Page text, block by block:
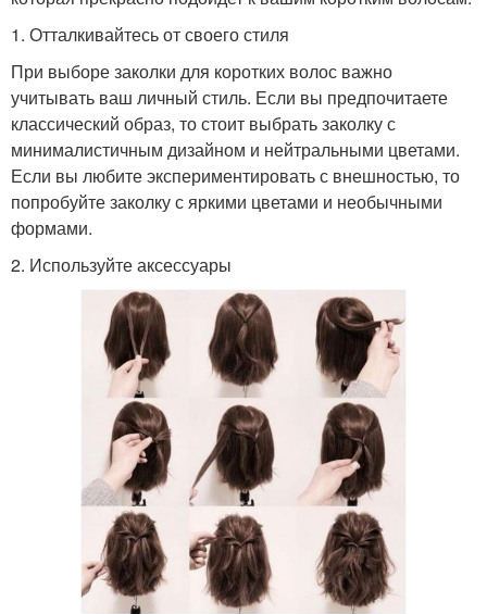
1. Отталкивайтесь от своего стиля
При выборе заколки для коротких волос важно
учитывать ваш личный стиль. Если вы предпочитаете
классический образ, то стоит выбрать заколку с
минималистичным дизайном и нейтральными цветами.
Если вы любите экспериментировать с внешностью, то
попробуйте заколку с яркими цветами и необычными
формами.
2. Используйте аксессуары